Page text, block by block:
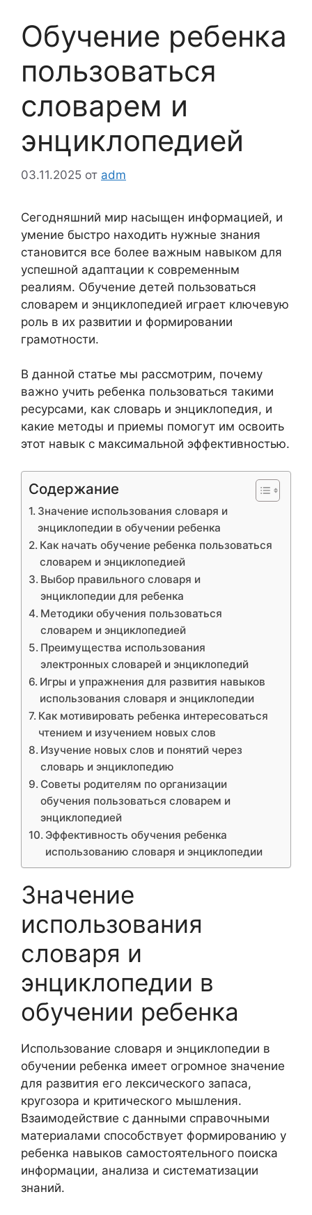
Обучение ребенка
пользоваться
словарем и
энциклопедией
03.11.2025 от adm
Сегодняшний мир насыщен информацией, и
умение быстро находить нужные знания
становится все более важным навыком для
успешной адаптации к современным
реалиям. Обучение детей пользоваться
словарем и энциклопедией играет ключевую
роль в их развитии и формировании
грамотности.
В данной статье мы рассмотрим, почему
важно учить ребенка пользоваться такими
ресурсами, как словарь и энциклопедия, и
какие методы и приемы помогут им освоить
этот навык с максимальной эффективностью.
Содержание
Значение использования словаря и
энциклопедии в обучении ребенка
Как начать обучение ребенка пользоваться
словарем и энциклопедией
Выбор правильного словаря и
энциклопедии для ребенка
Методики обучения пользоваться
словарем и энциклопедией
Преимущества использования
электронных словарей и энциклопедий
Игры и упражнения для развития навыков
использования словаря и энциклопедии
Как мотивировать ребенка интересоваться
чтением и изучением новых слов
Изучение новых слов и понятий через
словарь и энциклопедию
Советы родителям по организации
обучения пользоваться словарем и
энциклопедией
Эффективность обучения ребенка
использованию словаря и энциклопедии
Значение
использования
словаря и
энциклопедии в
обучении ребенка
Использование словаря и энциклопедии в
обучении ребенка имеет огромное значение
для развития его лексического запаса,
кругозора и критического мышления.
Взаимодействие с данными справочными
материалами способствует формированию у
ребенка навыков самостоятельного поиска
информации, анализа и систематизации
знаний.